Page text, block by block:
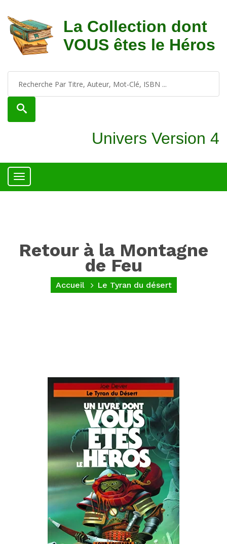
La Collection dont
VOUS êtes le Héros
Univers Version 4
Toggle
Retour à la Montagne
de Feu
Accueil Le Tyran du désert